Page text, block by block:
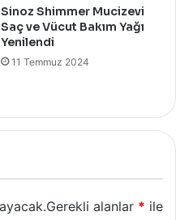
Sinoz Shimmer Mucizevi
Saç ve Vücut Bakım Yağı
Yenilendi
11 Temmuz 2024
Gerekli alanlar * ile